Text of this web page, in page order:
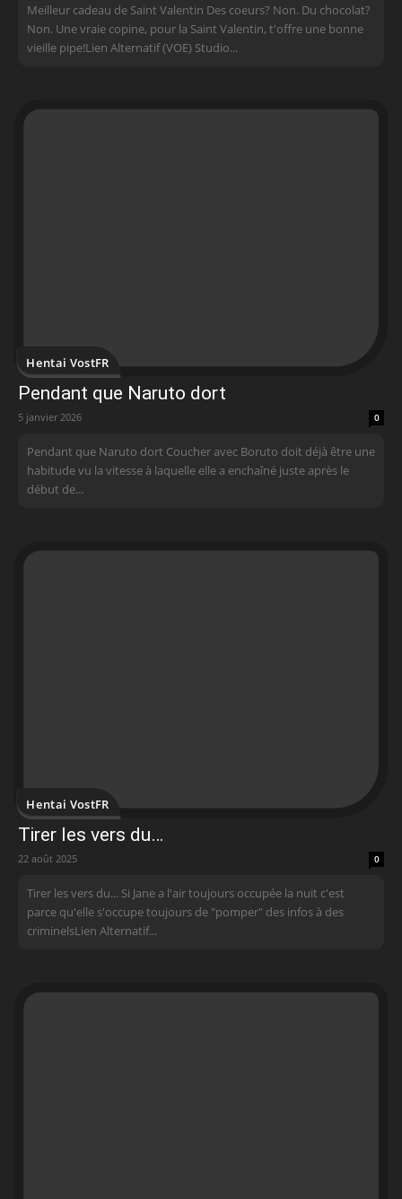
Meilleur cadeau de Saint Valentin Des coeurs? Non. Du chocolat?
Non. Une vraie copine, pour la Saint Valentin, t'offre une bonne
vieille pipe!Lien Alternatif (VOE) Studio...
Hentai VostFR
Pendant que Naruto dort
5 janvier 2026 0
Pendant que Naruto dort Coucher avec Boruto doit déjà être une
habitude vu la vitesse à laquelle elle a enchaîné juste après le
début de...
Hentai VostFR
Tirer les vers du…
22 août 2025 0
Tirer les vers du... Si Jane a l'air toujours occupée la nuit c'est
parce qu'elle s'occupe toujours de "pomper" des infos à des
criminelsLien Alternatif...